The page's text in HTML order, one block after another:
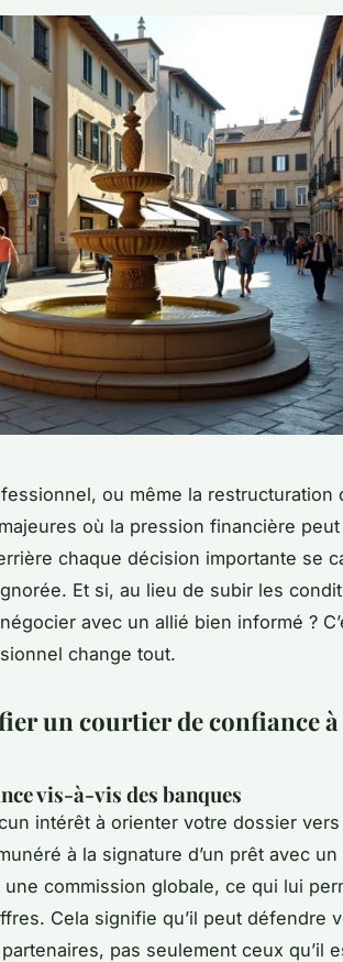
ou même la restructuration
où la pression financière
chaque décision importante se
Et si, au lieu de subir les
avec un allié bien informé ?
change tout.
un courtier de confiance à
vis-à-vis des banques
intérêt à orienter votre dossier
à la signature d’un prêt avec un
commission globale, ce qui lui
Cela signifie qu’il peut défendre
pas seulement ceux qu’il